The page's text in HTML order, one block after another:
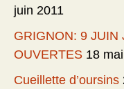
juin 2011
GRIGNON: 9 JUIN
OUVERTES 18
Cueillette d’oursins